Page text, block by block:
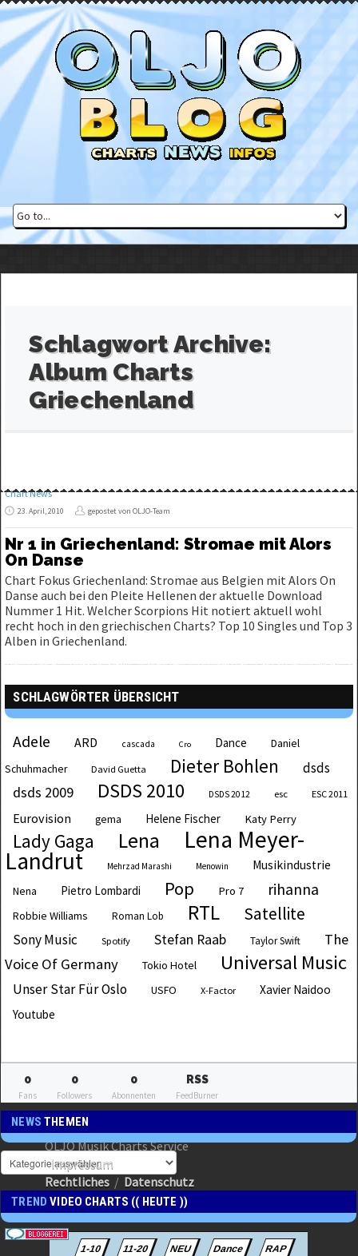
Schlagwort Archive:
Album Charts
Griechenland
Chart News
23. April, 2010 gepostet von OLJO-Team
Nr 1 in Griechenland: Stromae mit Alors
On Danse
Chart Fokus Griechenland: Stromae aus Belgien mit Alors On
Danse auch bei den Pleite Hellenen der aktuelle Download
Nummer 1 Hit. Welcher Scorpions Hit notiert aktuell wohl
recht hoch in den griechischen Charts? Top 10 Singles und Top 3
Alben in Griechenland.
SCHLAGWÖRTER ÜBERSICHT
Adele ARD cascada Cro Dance
Daniel
Schuhmacher
David Guetta Dieter Bohlen dsds
dsds 2009 DSDS 2010 DSDS 2012 esc ESC 2011
Eurovision gema Helene Fischer Katy Perry
Lady Gaga Lena Lena Meyer-
Landrut Mehrzad Marashi Menowin Musikindustrie
Nena Pietro Lombardi Pop Pro 7 rihanna
Robbie Williams Roman Lob RTL Satellite
Sony Music Spotify Stefan Raab Taylor Swift
The
Voice Of Germany
Tokio Hotel Universal Music
Unser Star Für Oslo USFO X-Factor
Xavier Naidoo
Youtube
0
Fans
0
Followers
0
Abonnenten
RSS
FeedBurner
NEWSTHEMEN
TRENDVIDEO CHARTS (( HEUTE ))
OLJO Musik Charts Service
Impressum
Rechtliches / Datenschutz